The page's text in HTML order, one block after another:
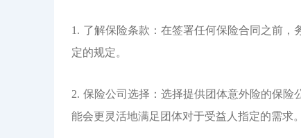
1. 了解保险条款：在签署任何保险合同之前
定的规定。
2. 保险公司选择：选择提供团体意外险的保
能会更灵活地满足团体对于受益人指定的需求。